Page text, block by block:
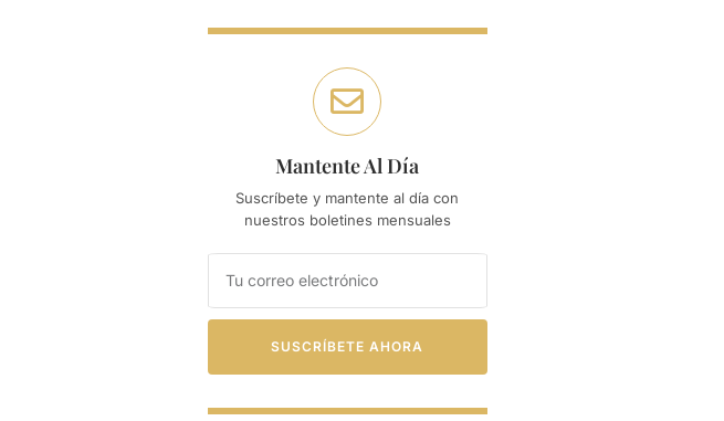
Mantente Al Día
Suscríbete y mantente al día con
nuestros boletines mensuales
SUSCRÍBETE AHORA